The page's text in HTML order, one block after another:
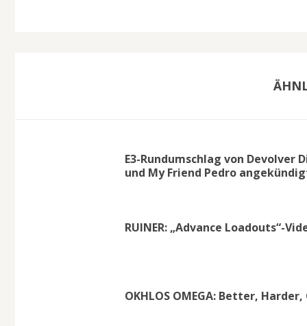
E3-Rundumschlag von Devolver
und My Friend Pedro
RUINER: „Advance Loadouts“-
OKHLOS OMEGA: Better,